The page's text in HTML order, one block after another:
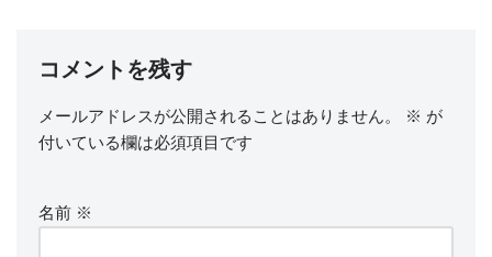
コメントを残す
メールアドレスが公開されることはありません。 ※ が
付いている欄は必須項目です
名前 ※